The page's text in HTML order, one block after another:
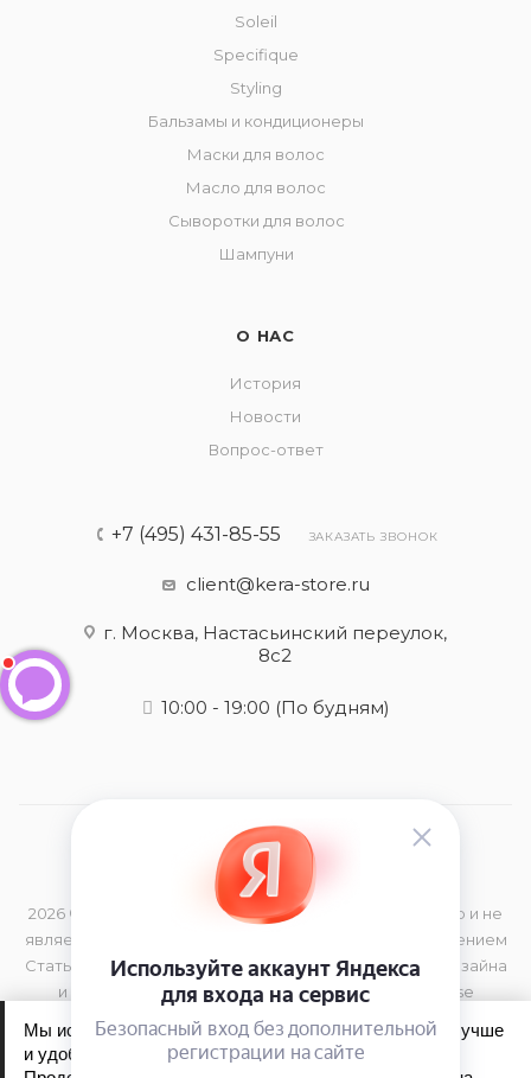
Soleil
Specifique
Styling
Бальзамы и кондиционеры
Маски для волос
Масло для волос
Сыворотки для волос
Шампуни
О НАС
История
Новости
Вопрос-ответ
+7 (495) 431-85-55 ЗАКАЗАТЬ ЗВОНОК
client@kera-store.ru
г. Москва, Настасьинский переулок,
8с2
10:00 - 19:00 (По будням)
2026 © Данный сайт носит информационный характер и не
является публичной офертой, определяемой положением
Статьи 437 (2) Гражданского Кодекса РФ Элементы дизайна
и торговая марка принадлежат компании Kerastase
Мы используем файлы cookie, чтобы сайт работал лучше
и удобнее для вас.